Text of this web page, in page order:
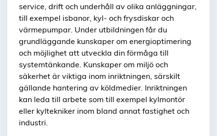
service, drift och underhåll av olika anläggningar,
till exempel isbanor, kyl- och frysdiskar och
värmepumpar. Under utbildningen får du
grundläggande kunskaper om energioptimering
och möjlighet att utveckla din förmåga till
systemtänkande. Kunskaper om miljö och
säkerhet är viktiga inom inriktningen, särskilt
gällande hantering av köldmedier. Inriktningen
kan leda till arbete som till exempel kylmontör
eller kyltekniker inom bland annat fastighet och
industri.